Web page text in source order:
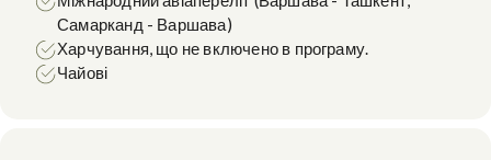
Самарканд - Варшава)
Харчування, що не включено в програму.
Чайові